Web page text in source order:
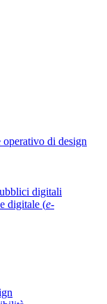
operativo di design
digitali
digitale (e-